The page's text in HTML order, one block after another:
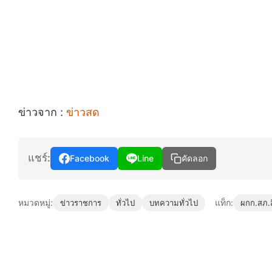
ข่าวจาก : ข่าวสด
แชร์: Facebook Line คัดลอก
หมวดหมู่: ข่าวราชการ ทั่วไป บทความทั่วไป แท็ก: ผกก.สภ